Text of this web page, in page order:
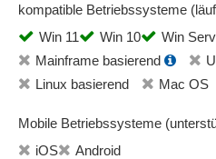
kompatible Betriebssysteme
Win 11
Win 10
Win
Mainframe basierend
Linux basierend
Mac OS
Mobile Betriebssysteme
iOS
Android